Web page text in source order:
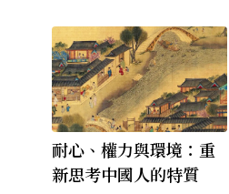
耐心、權力與環境：重
新思考中國人的特質